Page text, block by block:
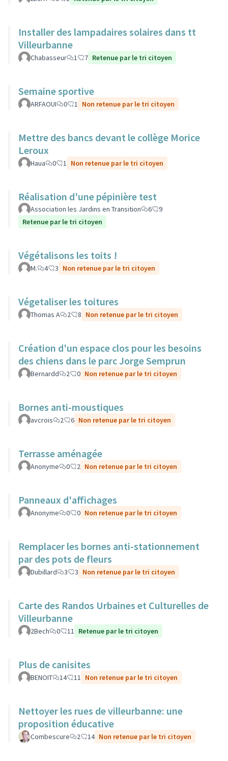
Installer des lampadaires solaires dans tt
Villeurbanne
Chabasseur 1 7 Retenue par le tri citoyen
Semaine sportive
ARFAOUI 0 1 Non retenue par le tri citoyen
Mettre des bancs devant le collège Morice
Leroux
Haua 0 1 Non retenue par le tri citoyen
Réalisation d'une pépinière test
Association les Jardins en Transition 6
9
Retenue par le tri citoyen
Végétalisons les toits !
M. 4 3 Non retenue par le tri citoyen
Végetaliser les toitures
Thomas A 2 8 Non retenue par le tri citoyen
Création d'un espace clos pour les besoins
des chiens dans le parc Jorge Semprun
Bernardd 2 0 Non retenue par le tri citoyen
Bornes anti-moustiques
avcrois 2 6 Non retenue par le tri citoyen
Terrasse aménagée
Anonyme 0 2 Non retenue par le tri citoyen
Panneaux d'affichages
Anonyme 0 0 Non retenue par le tri citoyen
Remplacer les bornes anti-stationnement
par des pots de fleurs
Dubillard 3 3 Non retenue par le tri citoyen
Carte des Randos Urbaines et Culturelles de
Villeurbanne
2Bech 0 11 Retenue par le tri citoyen
Plus de canisites
BENOIT 14 11 Non retenue par le tri citoyen
Nettoyer les rues de villeurbanne: une
proposition éducative
Combescure 2 14 Non retenue par le tri citoyen